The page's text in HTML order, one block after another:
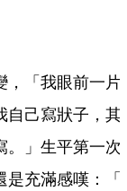
，「我眼前一片
自己寫狀子，其
。」生平第一次
是充滿感嘆：「